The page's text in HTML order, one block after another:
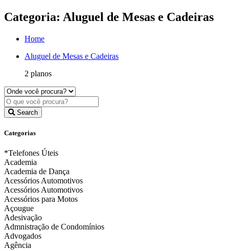
Categoria: Aluguel de Mesas e Cadeiras
Home
Aluguel de Mesas e Cadeiras
2 planos
Search
Categorias
*Telefones Úteis
Academia
Academia de Dança
Acessórios Automotivos
Acessórios Automotivos
Acessórios para Motos
Açougue
Adesivação
Admnistração de Condomínios
Advogados
Agência